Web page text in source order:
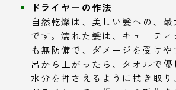
ドライヤーの作法
自然乾燥は、美しい髪への、
です。濡れた髪は、キューテ
も無防備で、ダメージを受け
呂から上がったら、タオルで
水分を押さえるように拭き取